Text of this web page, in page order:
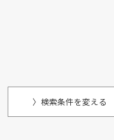
〉検索条件を変える